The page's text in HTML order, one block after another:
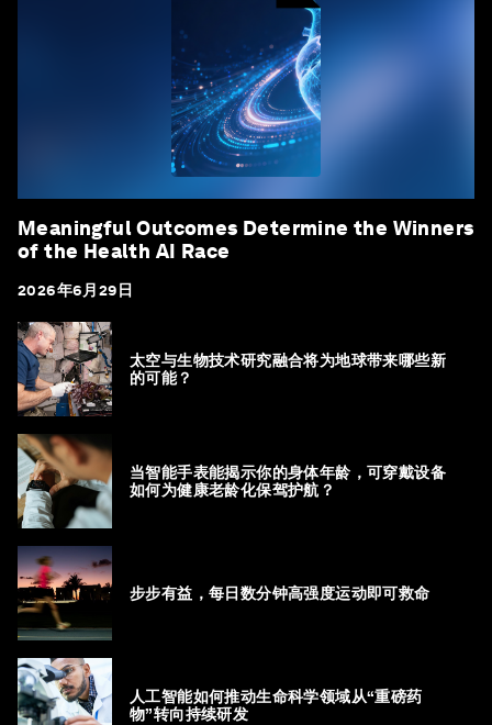
Meaningful Outcomes Determine the Winners
of the Health AI Race
2026年6月29日
太空与生物技术研究融合将为地球带来哪些新
的可能？
当智能手表能揭示你的身体年龄，可穿戴设备
如何为健康老龄化保驾护航？
步步有益，每日数分钟高强度运动即可救命
人工智能如何推动生命科学领域从“重磅药
物”转向持续研发